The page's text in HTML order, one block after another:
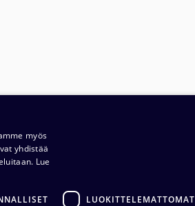
ja toimitusehdot​​
myös
yhdistää
Lue
LUOKITTELEMATTOMAT